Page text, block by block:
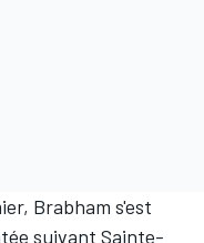
Brabham s'est
suivant Sainte-